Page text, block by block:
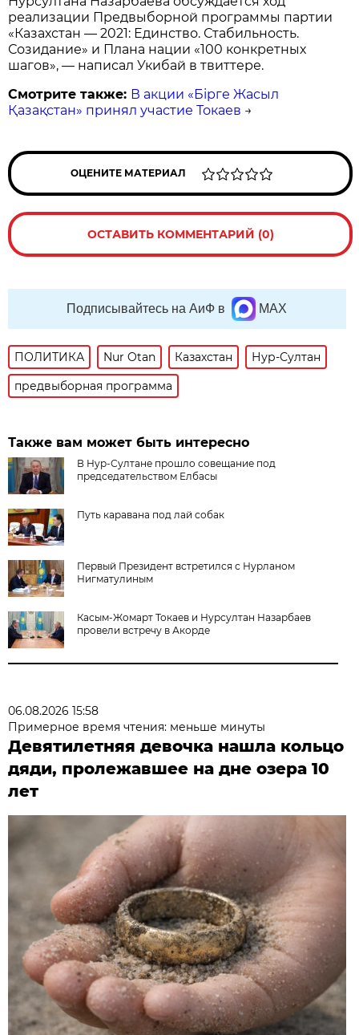
реализации Предвыборной программы партии
«Казахстан — 2021: Единство. Стабильность.
Созидание» и Плана нации «100 конкретных
шагов», — написал Укибай в твиттере.
Смотрите также: В акции «Бірге Жасыл
Қазақстан» принял участие Токаев →
ОЦЕНИТЕ МАТЕРИАЛ
ОСТАВИТЬ КОММЕНТАРИЙ (0)
Подписывайтесь на АиФ в MAX
ПОЛИТИКА Nur Otan Казахстан
Нур-Султан
предвыборная программа
Также вам может быть интересно
В Нур-Султане прошло совещание под
председательством Елбасы
Путь каравана под лай собак
Первый Президент встретился с Нурланом
Нигматулиным
Касым-Жомарт Токаев и Нурсултан Назарбаев
провели встречу в Акорде
06.08.2026 15:58
Примерное время чтения: меньше минуты
Девятилетняя девочка нашла кольцо
дяди, пролежавшее на дне озера 10
лет